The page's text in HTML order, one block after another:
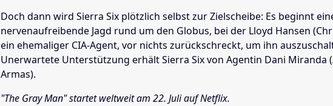
Doch dann wird Sierra Six plötzlich selbst zur Zielscheibe: Es beginnt
nervenaufreibende Jagd rund um den Globus, bei der Lloyd Hansen
ein ehemaliger CIA-Agent, vor nichts zurückschreckt, um ihn
Unerwartete Unterstützung erhält Sierra Six von Agentin Dani Miranda
Armas).
"The Gray Man" startet weltweit am 22. Juli auf Netflix.